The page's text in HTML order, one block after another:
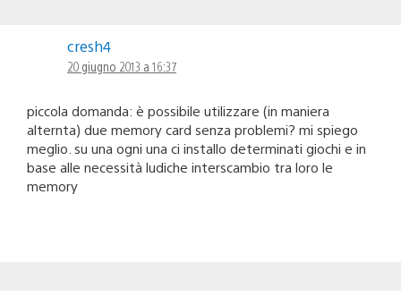
cresh4
20 giugno 2013 a 16:37
piccola domanda: è possibile utilizzare (in maniera
alternta) due memory card senza problemi? mi spiego
meglio. su una ogni una ci installo determinati giochi e in
base alle necessità ludiche interscambio tra loro le
memory